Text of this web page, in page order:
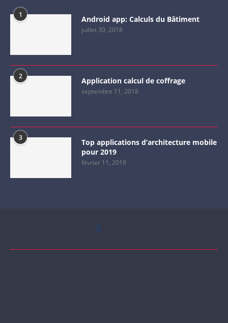
1 Android app: Calculs du Bâtiment
juillet 30, 2018
2 Application calcul de coffrage
septembre 11, 2018
3
Top applications d’architecture mobile
pour 2019
février 11, 2019